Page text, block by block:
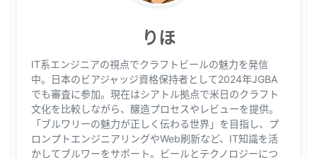
りほ
IT系エンジニアの視点でクラフトビールの魅力を発信
中。日本のビアジャッジ資格保持者として2024年JGBA
でも審査に参加。現在はシアトル拠点で米日のクラフト
文化を比較しながら、醸造プロセスやレビューを提供。
「ブルワリーの魅力が正しく伝わる世界」を目指し、プ
ロンプトエンジニアリングやWeb刷新など、IT知識を活
かしてブルワーをサポート。ビールとテクノロジーにつ